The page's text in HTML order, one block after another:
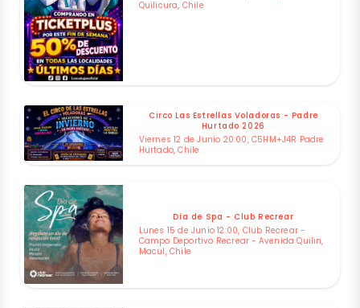
Quilicura, Chile
Circo Las Estrellas Voladoras - Padre
Hurtado 2026
Viernes 12 de Junio 20:00, C5HM+J4R Padre
Hurtado, Chile
Dia de Spa - Club Recrear
Lunes 15 de Junio 12:00, Club Recrear -
Campo Deportivo Recrear - Avenida Quilin,
Macul, Chile